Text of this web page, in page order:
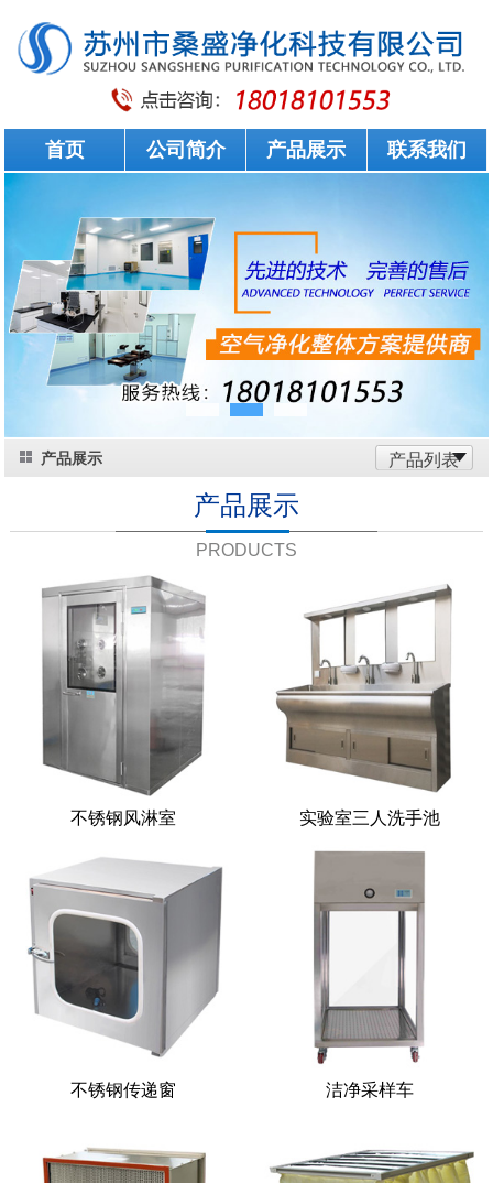
首页 公司简介 产品展示 联系我们
产品展示 产品列表
产品展示
PRODUCTS
不锈钢风淋室 实验室三人洗手池
不锈钢传递窗 洁净采样车